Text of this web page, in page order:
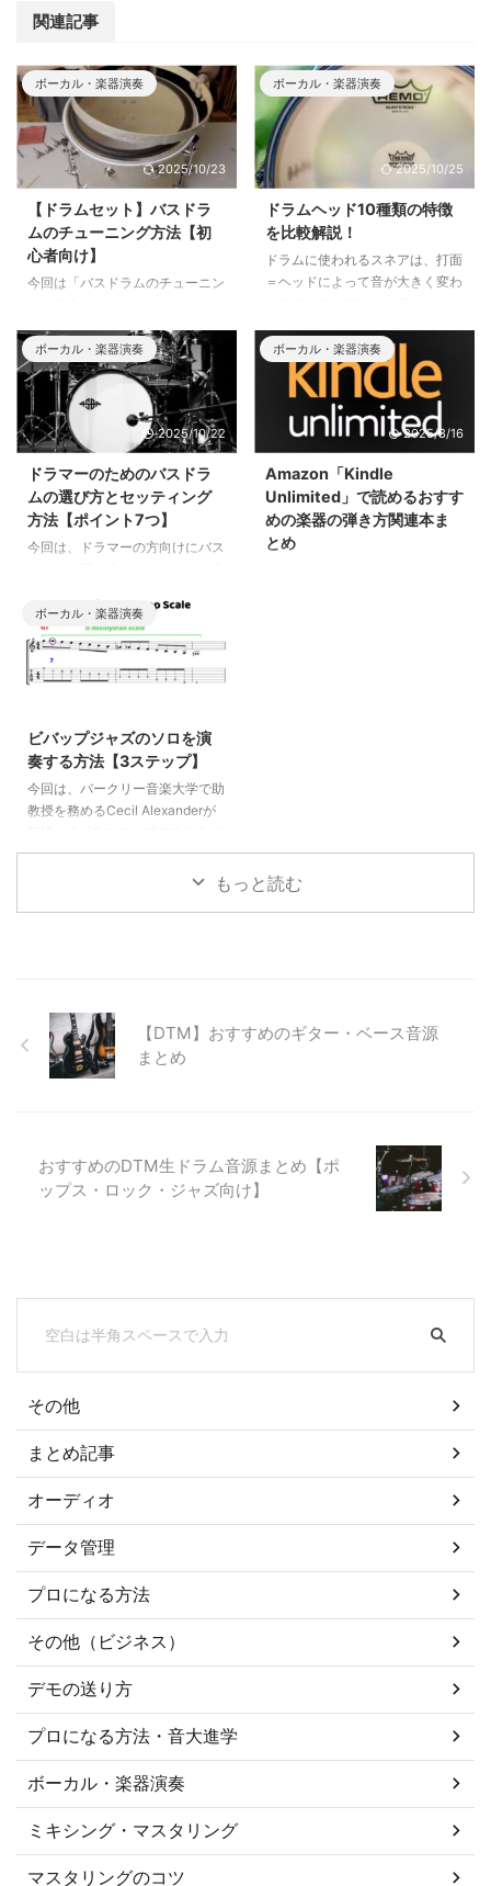
関連記事
ボーカル・楽器演奏
2025/10/23
【ドラムセット】バスドラ
ムのチューニング方法【初
心者向け】
今回は「バスドラムのチューニン
ドラムのチューニングをする前に
知っておきたいことと、実際のチ
ューニング方法をご紹介します。
ボーカル・楽器演奏
2025/10/25
ドラムヘッド10種類の特徴
を比較解説！
ドラムに使われるスネアは、打面
＝ヘッドによって音が大きく変わ
ッドを使いながら、その特徴を解
説していきます。
ボーカル・楽器演奏
2025/10/22
ドラマーのためのバスドラ
ムの選び方とセッティング
方法【ポイント7つ】
今回は、ドラマーの方向けにバス
うバスドラムを選ぶときにどんな
ことに気をつければよいのか、ど
のようにセッティングすればいい
のか、ポイントを7つをご紹介し
ボーカル・楽器演奏
2025/8/16
Amazon「Kindle
Unlimited」で読めるおすす
めの楽器の弾き方関連本ま
とめ
ボーカル・楽器演奏
ビバップジャズのソロを演
奏する方法【3ステップ】
今回は、バークリー音楽大学で助
教授を務めるCecil Alexanderが
バップソロのやり方」をまとめま
した。ビバップはジャズの中でも
音が多くテンポも速いことで有名
もっと読む
【DTM】おすすめのギター・ベース音源
まとめ
おすすめのDTM生ドラム音源まとめ【ポ
ップス・ロック・ジャズ向け】
その他
まとめ記事
オーディオ
データ管理
プロになる方法
その他（ビジネス）
デモの送り方
プロになる方法・音大進学
ボーカル・楽器演奏
ミキシング・マスタリング
マスタリングのコツ